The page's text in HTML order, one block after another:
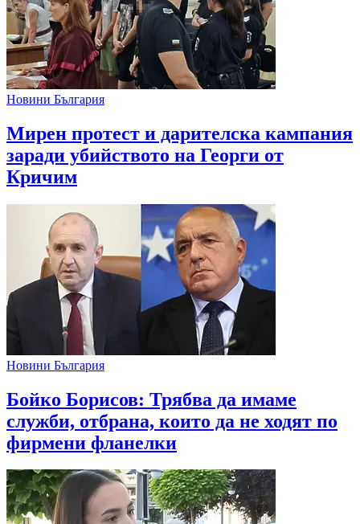
Новини България
Мирен протест и дарителска кампания
заради убийството на Георги от
Кричим
Новини България
Бойко Борисов: Трябва да имаме
служби, отбрана, които да не ходят по
фирмени фланелки